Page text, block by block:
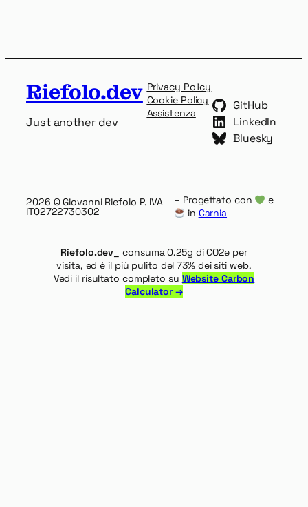
Riefolo.dev
Just another dev
Privacy Policy
Cookie Policy
Assistenza
GitHub
LinkedIn
Bluesky
2026 © Giovanni Riefolo P. IVA
IT02722730302
– Progettato con
e
in Carnia
Riefolo.dev_
consuma 0.25g di CO2e per
visita, ed è il più pulito del 73% dei siti web.
Vedi il risultato completo su Website Carbon
Calculator →